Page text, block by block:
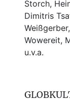
Storch,
Dimitris
Wowereit,
u.v.a.